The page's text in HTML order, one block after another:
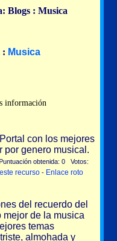
Blogs : Musica
: Musica
información
con los mejores
por genero musical.
obtenida: 0 Votos:
recurso - Enlace roto
del recuerdo del
mejor de la musica
temas
almohada y